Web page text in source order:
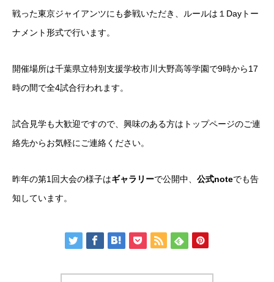
戦った東京ジャイアンツにも参戦いただき、ルールは１Dayトー
ナメント形式で行います。
開催場所は千葉県立特別支援学校市川大野高等学園で9時から17
時の間で全4試合行われます。
試合見学も大歓迎ですので、興味のある方はトップページのご連
絡先からお気軽にご連絡ください。
昨年の第1回大会の様子はギャラリーで公開中、 公式noteでも告
知しています。